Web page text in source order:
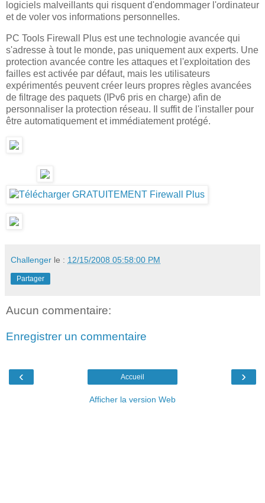
logiciels malveillants qui risquent d'endommager l'ordinateur
et de voler vos informations personnelles.
PC Tools Firewall Plus est une technologie avancée qui
s'adresse à tout le monde, pas uniquement aux experts. Une
protection avancée contre les attaques et l'exploitation des
failles est activée par défaut, mais les utilisateurs
expérimentés peuvent créer leurs propres règles avancées
de filtrage des paquets (IPv6 pris en charge) afin de
personnaliser la protection réseau. Il suffit de l'installer pour
être automatiquement et immédiatement protégé.
Challenger le : 12/15/2008 05:58:00 PM
Partager
Aucun commentaire:
Enregistrer un commentaire
‹ ›
Accueil
Afficher la version Web